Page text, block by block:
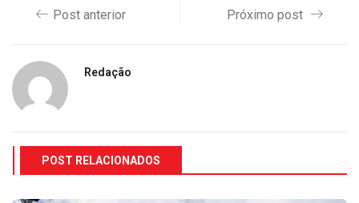
Post anterior
Próximo post
Redação
POST RELACIONADOS